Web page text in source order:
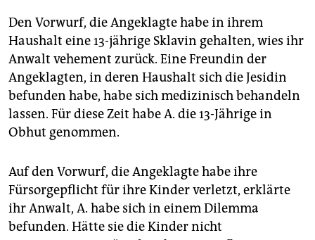
Den Vorwurf, die Angeklagte habe in ihrem
Haushalt eine 13-jährige Sklavin gehalten, wies ihr
Anwalt vehement zurück. Eine Freundin der
Angeklagten, in deren Haushalt sich die Jesidin
befunden habe, habe sich medizinisch behandeln
lassen. Für diese Zeit habe A. die 13-Jährige in
Obhut genommen.
Auf den Vorwurf, die Angeklagte habe ihre
Fürsorgepflicht für ihre Kinder verletzt, erklärte
ihr Anwalt, A. habe sich in einem Dilemma
befunden. Hätte sie die Kinder nicht